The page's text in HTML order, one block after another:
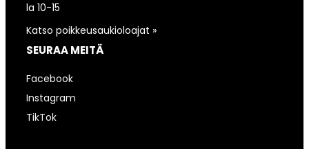
la 10-15
Katso poikkeusaukioloajat »
SEURAA MEITÄ
Facebook
Instagram
TikTok